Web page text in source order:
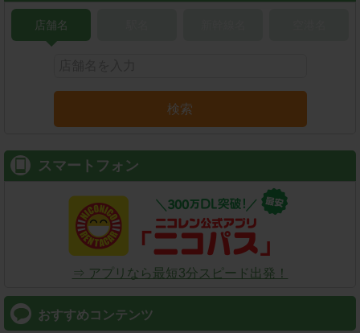
店舗名
検索
スマートフォン
⇒ アプリなら最短3分スピード出発！
おすすめコンテンツ